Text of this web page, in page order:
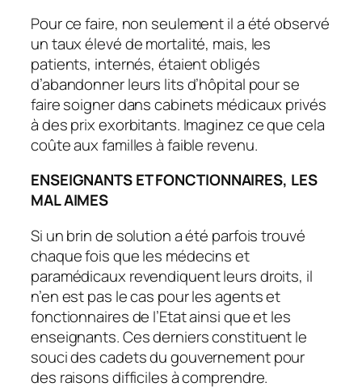
Pour ce faire, non seulement il a été observé
un taux élevé de mortalité, mais, les
patients, internés, étaient obligés
d’abandonner leurs lits d’hôpital pour se
faire soigner dans cabinets médicaux privés
à des prix exorbitants. Imaginez ce que cela
coûte aux familles à faible revenu.
ENSEIGNANTS ET FONCTIONNAIRES, LES
MAL AIMES
Si un brin de solution a été parfois trouvé
chaque fois que les médecins et
paramédicaux revendiquent leurs droits, il
n’en est pas le cas pour les agents et
fonctionnaires de l’Etat ainsi que et les
enseignants. Ces derniers constituent le
souci des cadets du gouvernement pour
des raisons difficiles à comprendre.